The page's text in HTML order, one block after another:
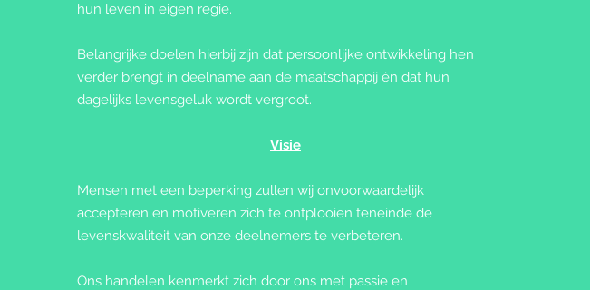
hun leven in eigen regie.
Belangrijke doelen hierbij zijn dat persoonlijke ontwikkeling hen
verder brengt in deelname aan de maatschappij én dat hun
dagelijks levensgeluk wordt vergroot.
Visie
Mensen met een beperking zullen wij onvoorwaardelijk
accepteren en motiveren zich te ontplooien teneinde de
levenskwaliteit van onze deelnemers te verbeteren.
Ons handelen kenmerkt zich door ons met passie en